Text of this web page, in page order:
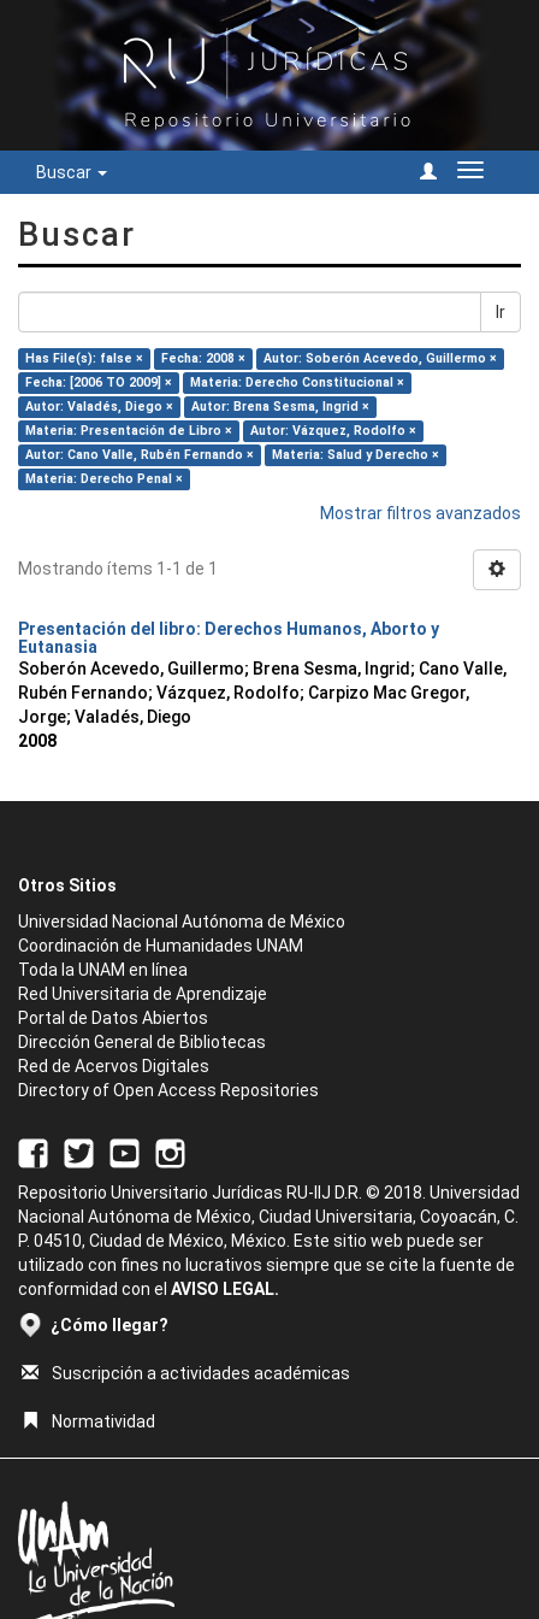
Buscar
Cambiar
Buscar
Ir
Has File(s): false × Fecha: 2008 ×
Autor: Soberón Acevedo, Guillermo ×
Fecha: [2006 TO 2009] ×
Materia: Derecho Constitucional ×
Autor: Valadés, Diego ×
Autor: Brena Sesma, Ingrid ×
Materia: Presentación de Libro ×
Autor: Vázquez, Rodolfo ×
Autor: Cano Valle, Rubén Fernando ×
Materia: Salud y Derecho ×
Materia: Derecho Penal ×
Mostrar filtros avanzados
Mostrando ítems 1-1 de 1
Presentación del libro: Derechos Humanos, Aborto y
Eutanasia
Soberón Acevedo, Guillermo; Brena Sesma, Ingrid ; Cano Valle,
Rubén Fernando; Vázquez, Rodolfo; Carpizo Mac Gregor,
Jorge; Valadés, Diego
2008
Otros Sitios
Universidad Nacional Autónoma de México
Coordinación de Humanidades UNAM
Toda la UNAM en línea
Red Universitaria de Aprendizaje
Portal de Datos Abiertos
Dirección General de Bibliotecas
Red de Acervos Digitales
Directory of Open Access Repositories
Repositorio Universitario Jurídicas RU-IIJ D.R. © 2018. Universidad
Nacional Autónoma de México, Ciudad Universitaria, Coyoacán, C.
P. 04510, Ciudad de México, México. Este sitio web puede ser
utilizado con fines no lucrativos siempre que se cite la fuente de
conformidad con el AVISO LEGAL.
¿Cómo llegar?
Suscripción a actividades académicas
Normatividad